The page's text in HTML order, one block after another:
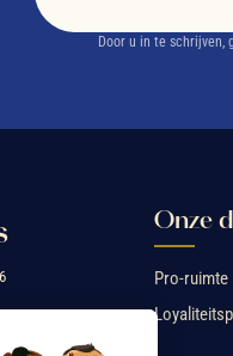
Door u in te schrijven,
en
Onze
Pro-